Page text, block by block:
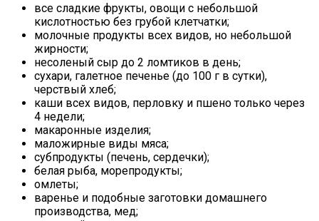
все сладкие фрукты, овощи с небольшой
кислотностью без грубой клетчатки;
молочные продукты всех видов, но небольшой
жирности;
несоленый сыр до 2 ломтиков в день;
сухари, галетное печенье (до 100 г в сутки),
черствый хлеб;
каши всех видов, перловку и пшено только через
4 недели;
макаронные изделия;
маложирные виды мяса;
субпродукты (печень, сердечки);
белая рыба, морепродукты;
омлеты;
варенье и подобные заготовки домашнего
производства, мед;